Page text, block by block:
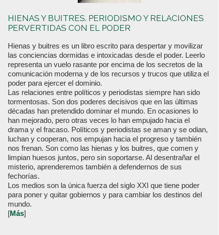
HIENAS Y BUITRES. PERIODISMO Y RELACIONES
PERVERTIDAS CON EL PODER
Hienas y buitres es un libro escrito para despertar y movilizar
las conciencias dormidas e intoxicadas desde el poder. Leerlo
representa un vuelo rasante por encima de los secretos de la
comunicación moderna y de los recursos y trucos que utiliza el
poder para ejercer el dominio.
Las relaciones entre políticos y periodistas siempre han sido
tormentosas. Son dos poderes decisivos que en las últimas
décadas han pretendido dominar el mundo. En ocasiones lo
han mejorado, pero otras veces lo han empujado hacia el
drama y el fracaso. Políticos y periodistas se aman y se odian,
luchan y cooperan, nos empujan hacia el progreso y también
nos frenan. Son como las hienas y los buitres, que comen y
limpian huesos juntos, pero sin soportarse. Al desentrañar el
misterio, aprenderemos también a defendernos de sus
fechorías.
Los medios son la única fuerza del siglo XXI que tiene poder
para poner y quitar gobiernos y para cambiar los destinos del
mundo.
[Más]